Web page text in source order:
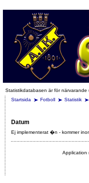
Statistikdatabasen är för närvarande
Startsida
Fotboll Statistik
Datum
Ej implementerat �n - kommer
Application